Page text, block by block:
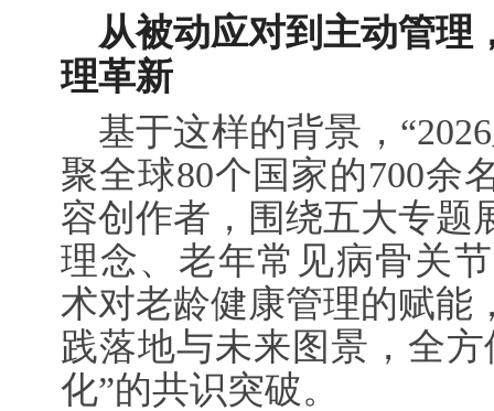
从被动应对到主动管理
理革新
基于这样的背景，
聚全球80个国家的700余
容创作者，围绕五大专题
理念、老年常见病骨关
术对老龄健康管理的赋能
践落地与未来图景，全
化”的共识突破。